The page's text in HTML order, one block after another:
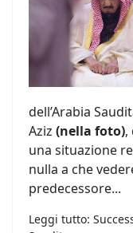
dell’Arabia
Aziz (nella foto),
una situazione
nulla a che
predecessore...
Leggi tutto: